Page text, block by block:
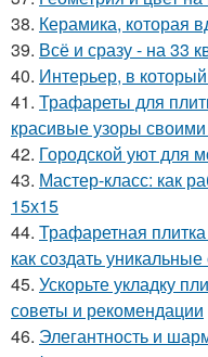
38. Керамика, которая
39. Всё и сразу - на 33
40. Интерьер, в
41. Трафареты для
красивые узоры
42. Городской уют для
43. Мастер-класс: как
15х15
44. Трафаретная
как создать
45. Ускорьте укладку
советы и рекомендации
46. Элегантность и